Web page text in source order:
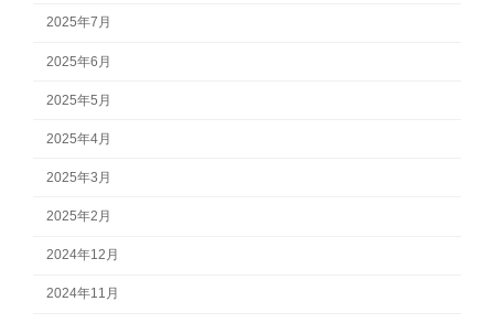
2025年7月
2025年6月
2025年5月
2025年4月
2025年3月
2025年2月
2024年12月
2024年11月